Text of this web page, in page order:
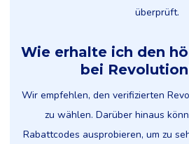
überprüft.
Wie erhalte ich den
bei
Wir empfehlen, den verifizierten
zu wählen. Darüber hinaus
Rabattcodes ausprobieren, um zu